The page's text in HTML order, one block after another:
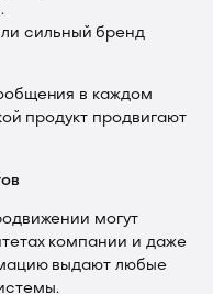
сильный бренд
в каждом
продукт продвигают
могут
компании и даже
выдают любые